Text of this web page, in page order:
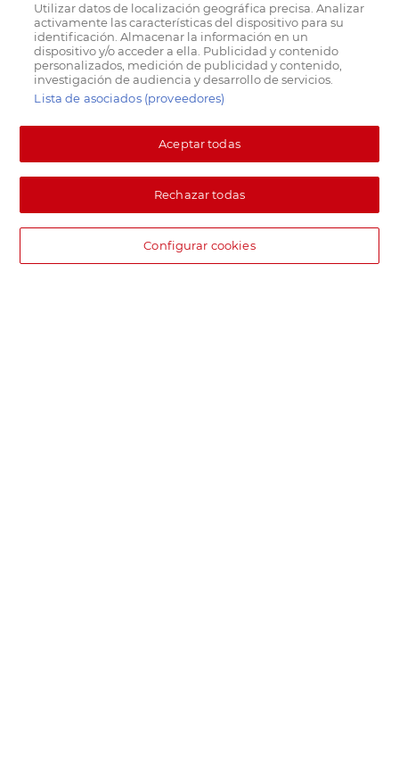
Utilizar datos de localización geográfica precisa. Analizar
activamente las características del dispositivo para su
identificación. Almacenar la información en un
dispositivo y/o acceder a ella. Publicidad y contenido
personalizados, medición de publicidad y contenido,
investigación de audiencia y desarrollo de servicios.
Lista de asociados (proveedores)
Aceptar todas
Rechazar todas
Configurar cookies